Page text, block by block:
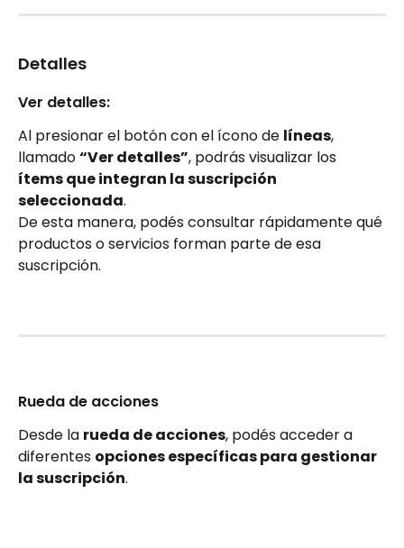
Detalles
Ver detalles:
Al presionar el botón con el ícono de líneas,
llamado “Ver detalles”, podrás visualizar los
ítems que integran la suscripción
seleccionada.
De esta manera, podés consultar rápidamente qué
productos o servicios forman parte de esa
suscripción.
Rueda de acciones
Desde la rueda de acciones, podés acceder a
diferentes opciones específicas para gestionar
la suscripción.